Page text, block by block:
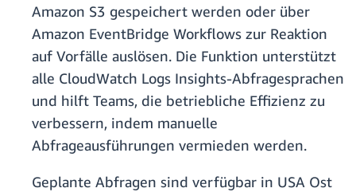
Amazon S3 gespeichert werden oder über
Amazon EventBridge Workflows zur Reaktion
auf Vorfälle auslösen. Die Funktion unterstützt
alle CloudWatch Logs Insights-Abfragesprachen
und hilft Teams, die betriebliche Effizienz zu
verbessern, indem manuelle
Abfrageausführungen vermieden werden.
Geplante Abfragen sind verfügbar in USA Ost